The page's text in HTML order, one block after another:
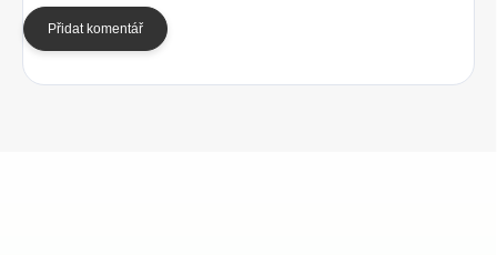
Přidat komentář